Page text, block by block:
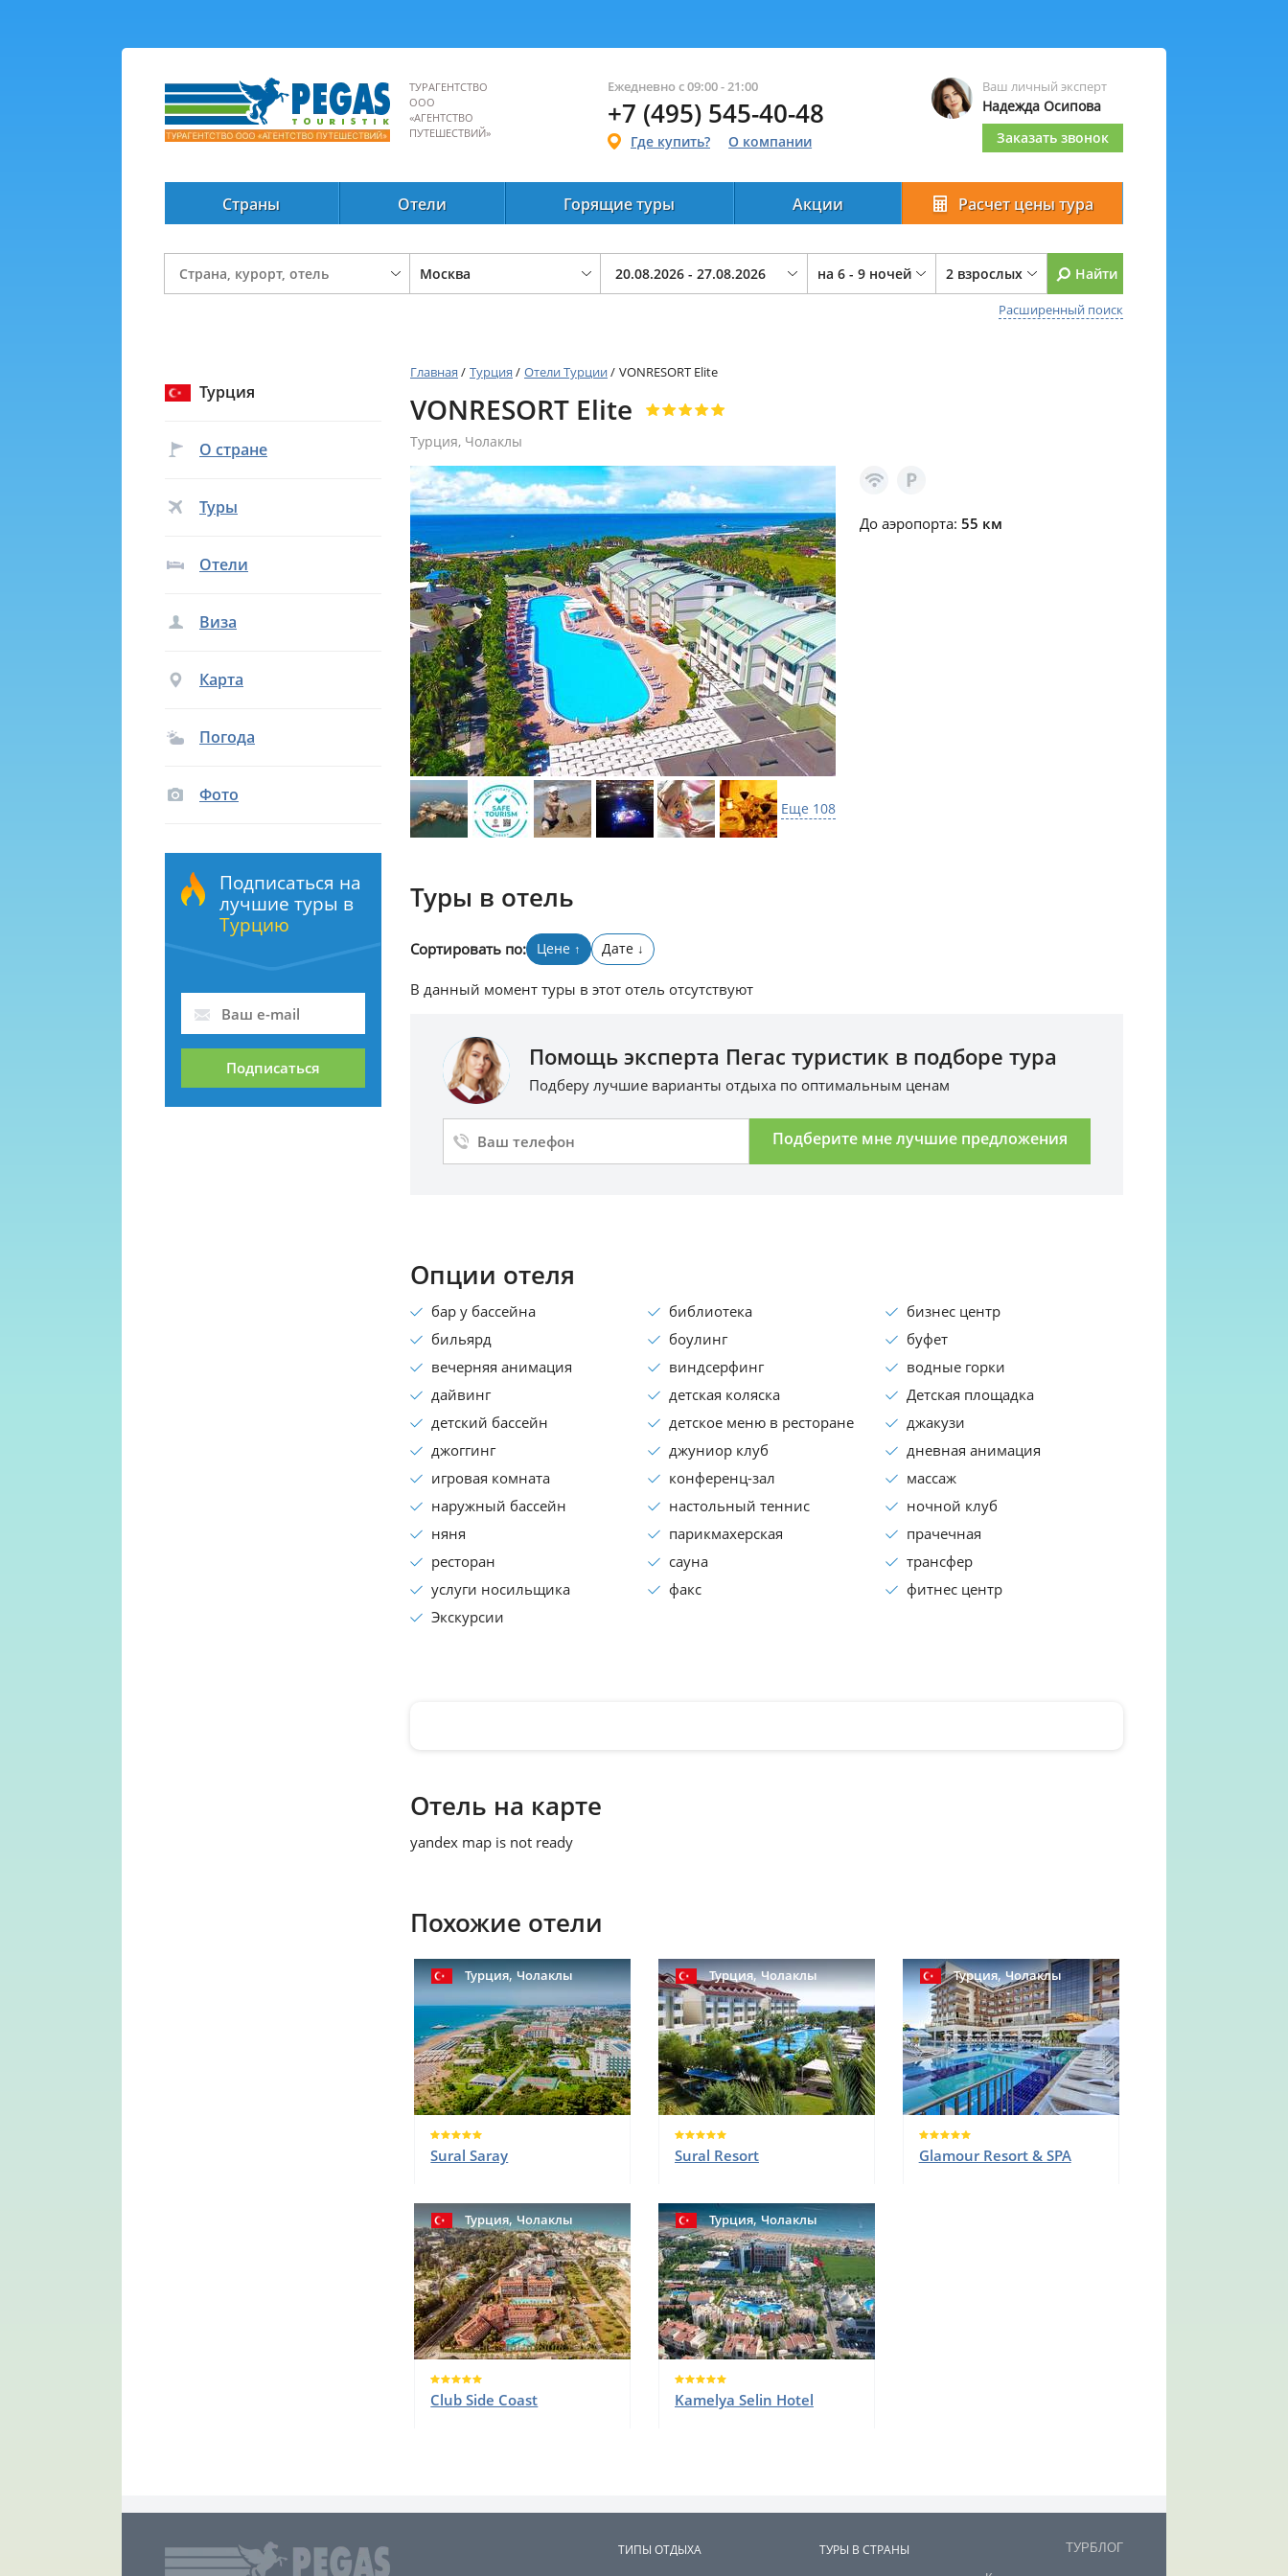
ТУРАГЕНТСТВО
ООО
«АГЕНТСТВО
ПУТЕШЕСТВИЙ»
Ежедневно с 09:00 - 21:00
+7 (495) 545-40-48
Где купить? О компании
Ваш личный эксперт
Надежда Осипова
Заказать звонок
Страны Отели Горящие туры Акции Расчет цены тура
на 6 - 9 ночей 2 взрослых Найти
Расширенный поиск
Турция
О стране
Туры
Отели
Виза
Карта
Погода
Фото
Подписаться на
лучшие туры в
Турцию
Подписаться
Главная / Турция / Отели Турции/ VONRESORT Elite
VONRESORT Elite
Турция, Чолаклы
Еще 108
До аэропорта: 55 км
Туры в отель
Сортировать по: Цене ↑ Дате ↓
В данный момент туры в этот отель отсутствуют
Помощь эксперта Пегас туристик в подборе тура
Подберу лучшие варианты отдыха по оптимальным ценам
Подберите мне лучшие предложения
Опции отеля
бар у бассейна библиотека
бизнес центр
бильярд
боулинг
буфет
вечерняя анимация
виндсерфинг
водные горки
дайвинг
детская коляска
Детская площадка
детский бассейн
детское меню в ресторане
джакузи
джоггинг
джуниор клуб
дневная анимация
игровая комната
конференц-зал
массаж
наружный бассейн
настольный теннис
ночной клуб
няня
парикмахерская
прачечная
ресторан
сауна
трансфер
услуги носильщика
факс
фитнес центр
Экскурсии
Отель на карте
yandex map is not ready
Похожие отели
Турция,Чолаклы
Sural Saray
Турция,Чолаклы
Sural Resort
Турция,Чолаклы
Glamour Resort & SPA
Турция,Чолаклы
Club Side Coast
Турция,Чолаклы
Kamelya Selin Hotel
ТИПЫ ОТДЫХА ТУРЫ В СТРАНЫ ТУРБЛОГ